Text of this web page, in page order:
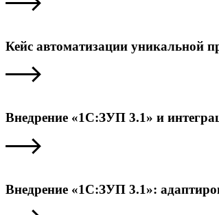
Кейс автоматизации уникальной
Внедрение «1С:ЗУП 3.1» и
Внедрение «1С:ЗУП 3.1»: